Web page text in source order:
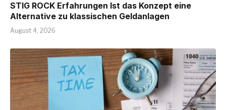
STIG ROCK Erfahrungen Ist das Konzept eine
Alternative zu klassischen Geldanlagen
August 4, 2026